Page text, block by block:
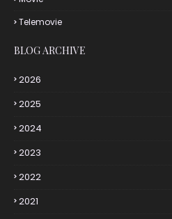
Telemovie
BLOG ARCHIVE
2026
2025
2024
2023
2022
2021